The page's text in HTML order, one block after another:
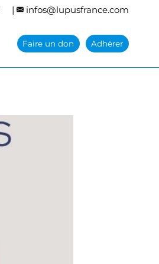
| infos@lupusfrance.com
Faire un don Adhérer